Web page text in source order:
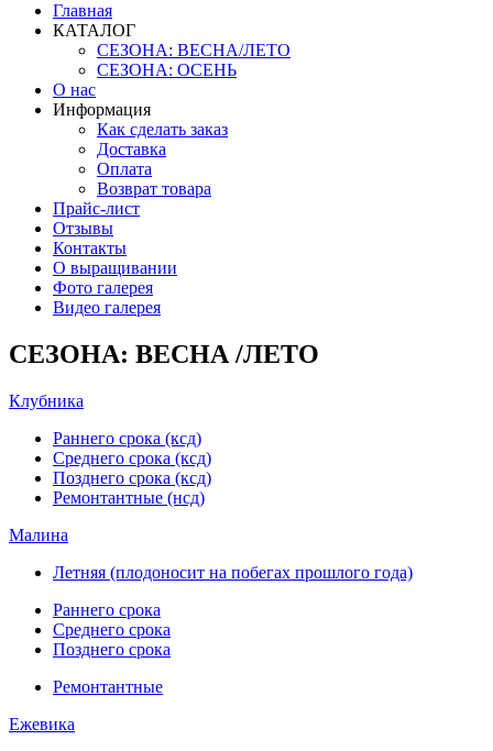
Главная
КАТАЛОГ
СЕЗОНА: ВЕСНА/ЛЕТО
СЕЗОНА: ОСЕНЬ
О нас
Информация
Как сделать заказ
Доставка
Оплата
Возврат товара
Прайс-лист
Отзывы
Контакты
О выращивании
Фото галерея
Видео галерея
СЕЗОНА: ВЕСНА /ЛЕТО
Клубника
Раннего срока (ксд)
Среднего срока (ксд)
Позднего срока (ксд)
Ремонтантные (нсд)
Малина
Летняя (плодоносит на побегах прошлого года)
Раннего срока
Среднего срока
Позднего срока
Ремонтантные
Ежевика